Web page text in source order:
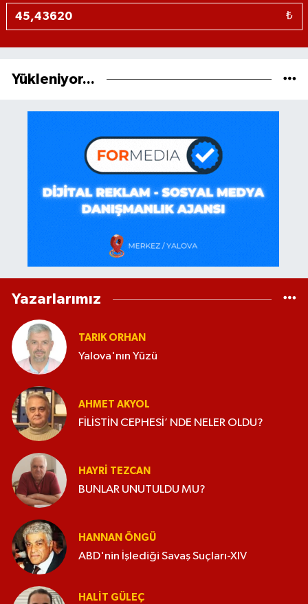
₺
Yükleniyor...
Yazarlarımız
TARIK ORHAN
Yalova'nın Yüzü
AHMET AKYOL
FİLİSTİN CEPHESİ’ NDE NELER OLDU?
HAYRI TEZCAN
BUNLAR UNUTULDU MU?
HANNAN ÖNGÜ
ABD'nin İşlediği Savaş Suçları-XIV
HALIT GÜLEÇ